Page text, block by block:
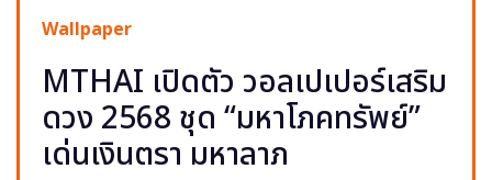
Wallpaper
MTHAI เปิดตัว วอลเปเปอร์เสริม
ดวง 2568 ชุด “มหาโภคทรัพย์”
เด่นเงินตรา มหาลาภ